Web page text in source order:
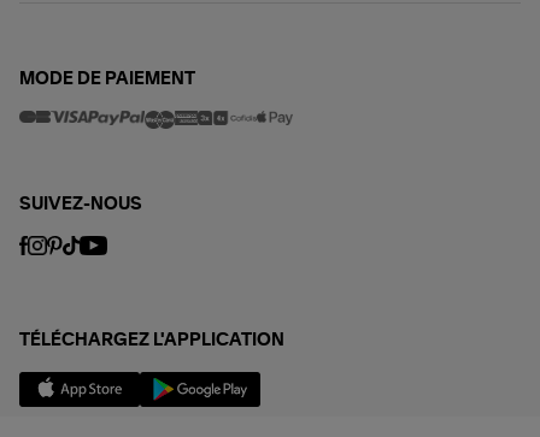
MODE DE PAIEMENT
SUIVEZ-NOUS
TÉLÉCHARGEZ L'APPLICATION